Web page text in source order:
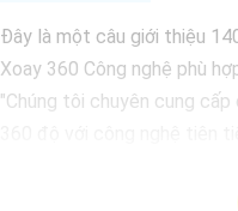
Đây là một câu giới thiệu
Xoay 360 Công nghệ phù
"Chúng tôi chuyên cung
dõi và giám sát mọi hoạt